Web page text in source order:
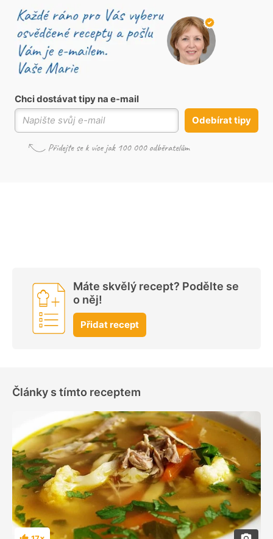
Chci dostávat tipy na e-mail
Odebírat tipy
Máte skvělý recept? Podělte se
o něj!
Přidat recept
Články s tímto receptem